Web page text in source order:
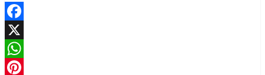
Facebook
X
WhatsApp